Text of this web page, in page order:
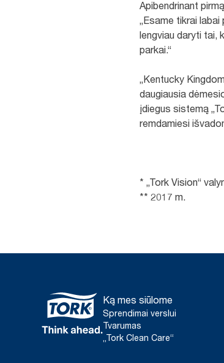
Apibendrinant
„Esame tikrai
lengviau daryti tai,
parkai.“
„Kentucky
daugiausia
įdiegus sistemą
remdamiesi
* „Tork Vision“
** 2017 m.
Ką mes siūlome
Sprendimai verslui
Tvarumas
„Tork Clean Care“